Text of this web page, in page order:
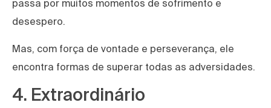
passa por muitos momentos de sofrimento e
desespero.
Mas, com força de vontade e perseverança, ele
encontra formas de superar todas as adversidades.
4. Extraordinário